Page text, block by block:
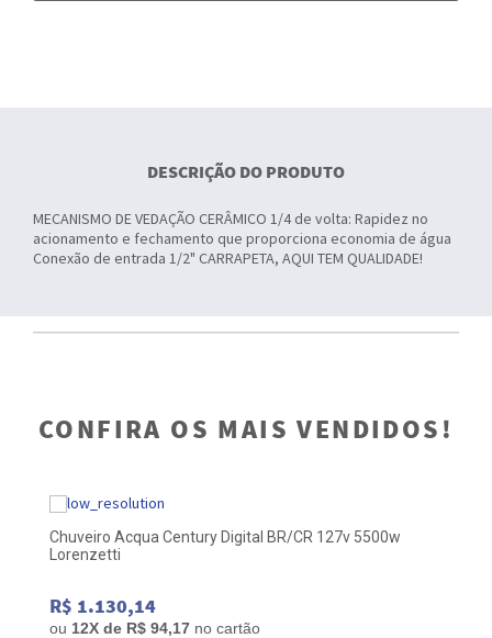
DESCRIÇÃO DO PRODUTO
MECANISMO DE VEDAÇÃO CERÂMICO 1/4 de volta: Rapidez no
acionamento e fechamento que proporciona economia de água
Conexão de entrada 1/2" CARRAPETA, AQUI TEM QUALIDADE!
CONFIRA OS MAIS VENDIDOS!
Chuveiro Acqua Century Digital BR/CR 127v 5500w
Lorenzetti
R$ 1.130,14
ou 12X de R$ 94,17 no cartão